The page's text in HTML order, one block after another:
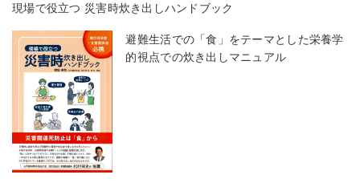
現場で役立つ 災害時炊き出しハンドブック
避難生活での「食」をテーマとした栄養学
的視点での炊き出しマニュアル